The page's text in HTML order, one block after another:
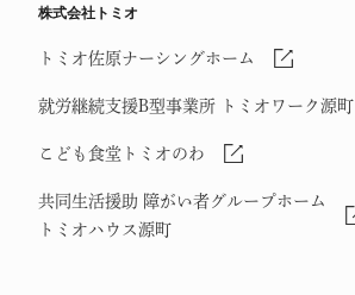
株式会社トミオ
トミオ佐原ナーシングホーム
就労継続支援B型事業所 トミオワーク源町
こども食堂トミオのわ
共同生活援助 障がい者グループホーム
トミオハウス源町